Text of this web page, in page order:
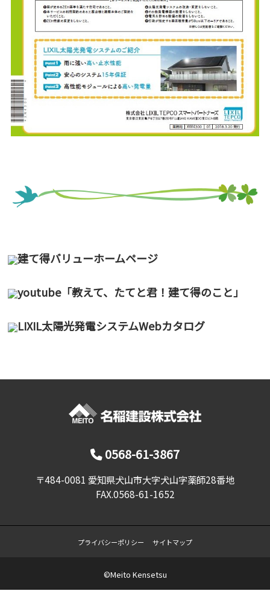
建て得バリューホームページ
youtube「教えて、たてと君！建て得のこと」
LIXIL太陽光発電システムWebカタログ
0568-61-3867
〒484-0081 愛知県犬山市大字犬山字薬師28番地
FAX.0568-61-1652
プライバシーポリシー サイトマップ
©Meito Kensetsu